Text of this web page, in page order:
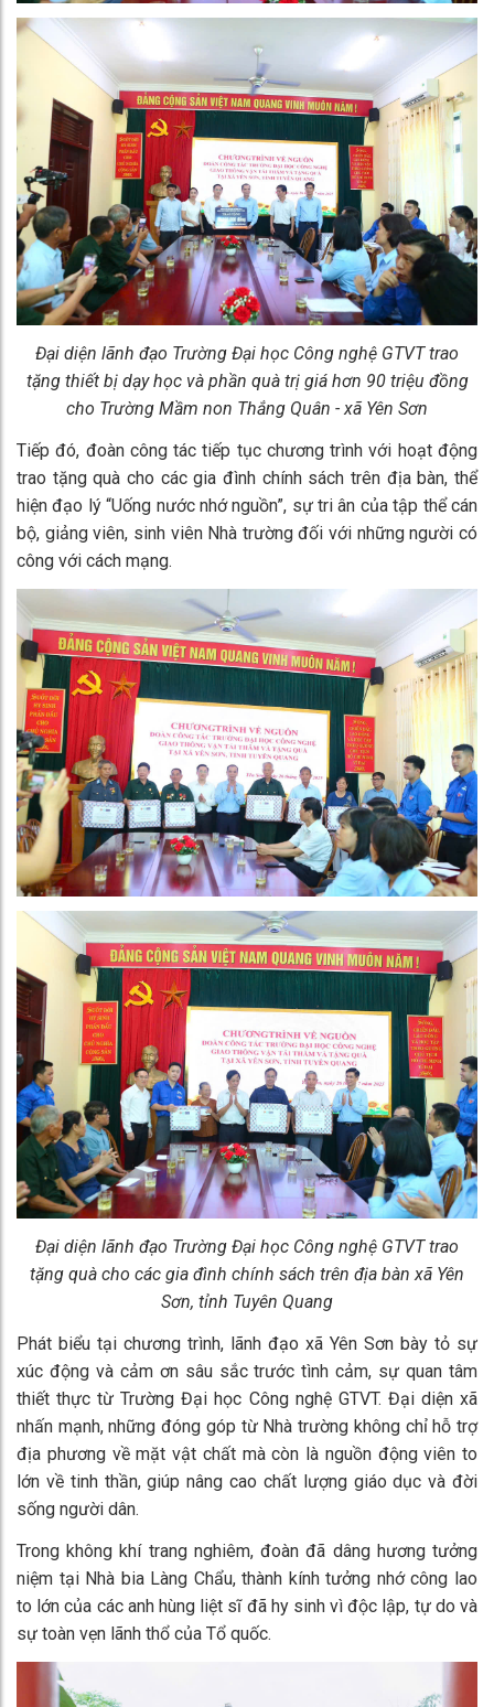
Đại diện lãnh đạo Trường Đại học Công nghệ GTVT trao
tặng thiết bị dạy học và phần quà trị giá hơn 90 triệu đồng
cho Trường Mầm non Thắng Quân - xã Yên Sơn
Tiếp đó, đoàn công tác tiếp tục chương trình với hoạt động
trao tặng quà cho các gia đình chính sách trên địa bàn, thể
hiện đạo lý “Uống nước nhớ nguồn”, sự tri ân của tập thể cán
bộ, giảng viên, sinh viên Nhà trường đối với những người có
công với cách mạng.
Đại diện lãnh đạo Trường Đại học Công nghệ GTVT trao
tặng quà cho các gia đình chính sách trên địa bàn xã Yên
Sơn, tỉnh Tuyên Quang
Phát biểu tại chương trình, lãnh đạo xã Yên Sơn bày tỏ sự
xúc động và cảm ơn sâu sắc trước tình cảm, sự quan tâm
thiết thực từ Trường Đại học Công nghệ GTVT. Đại diện xã
nhấn mạnh, những đóng góp từ Nhà trường không chỉ hỗ trợ
địa phương về mặt vật chất mà còn là nguồn động viên to
lớn về tinh thần, giúp nâng cao chất lượng giáo dục và đời
sống người dân.
Trong không khí trang nghiêm, đoàn đã dâng hương tưởng
niệm tại Nhà bia Làng Chẩu, thành kính tưởng nhớ công lao
to lớn của các anh hùng liệt sĩ đã hy sinh vì độc lập, tự do và
sự toàn vẹn lãnh thổ của Tổ quốc.